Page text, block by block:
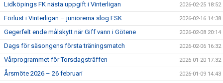
Lidköpings FK nästa uppgift i Vinterligan 2026-02-25 18:52
Förlust i Vinterligan – juniorerna slog ESK 2026-02-16 14:38
Gegerfelt ende målskytt när Giff vann i Götene 2026-02-08 20:14
Dags för säsongens första träningsmatch 2026-02-06 16:32
Vårprogrammet för Torsdagsträffen 2026-01-20 17:32
Årsmöte 2026 – 26 februari 2026-01-09 14:43